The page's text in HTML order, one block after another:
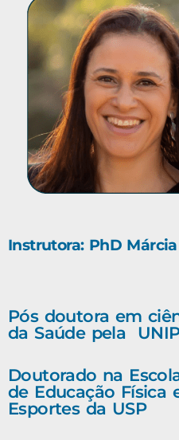
Instrutora: PhD
Pós doutora em
da Saúde pela
Doutorado na
de Educação Física
Esportes da USP